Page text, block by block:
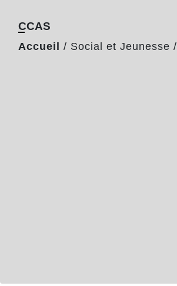
CCAS
Accueil / Social et Jeunesse /